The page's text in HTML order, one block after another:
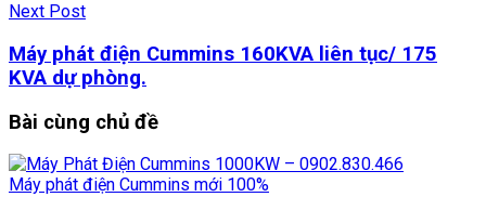
Next Post
Máy phát điện Cummins 160KVA liên tục/ 175
KVA dự phòng.
Bài cùng chủ đề
Máy phát điện Cummins mới 100%